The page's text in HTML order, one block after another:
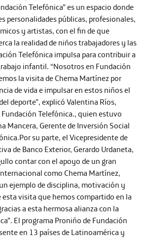
Telefónica” es un espacio donde
personalidades públicas, profesionales,
y artistas, con el fin de que
la realidad de niños trabajadores y las
Telefónica impulsa para contribuir a
infantil. “Nosotros en Fundación
la visita de Chema Martínez por
de vida e impulsar en estos niños el
deporte”, explicó Valentina Ríos,
Fundación Telefónica., quien estuvo
Mancera, Gerente de Inversión Social
su parte, el Vicepresidente de
de Banco Exterior, Gerardo Urdaneta,
contar con el apoyo de un gran
como Chema Martínez,
ejemplo de disciplina, motivación y
visita que hemos compartido en la
a esta hermosa alianza con la
El programa Proniño de Fundación
en 13 países de Latinoamérica y